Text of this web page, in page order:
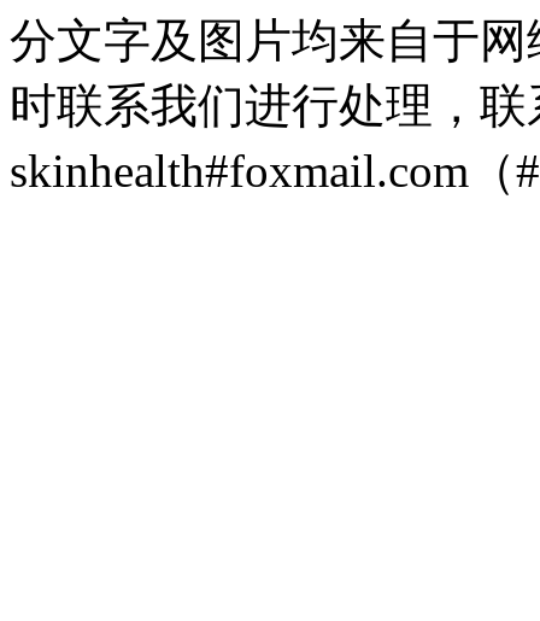
分文字及图片均来自于
时联系我们进行处理，
skinhealth#foxmail.com（